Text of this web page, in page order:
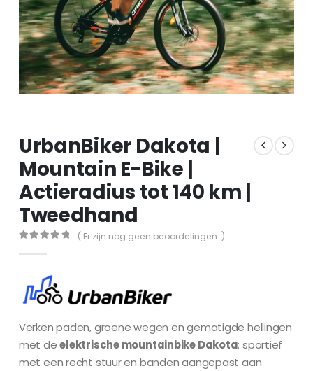
UrbanBiker Dakota |
Mountain E-Bike |
Actieradius tot 140 km |
Tweedhand
( Er zijn nog geen beoordelingen. )
Verken paden, groene wegen en gematigde hellingen
met deelektrische mountainbike Dakota: sportief
met een recht stuur en banden aangepast aan